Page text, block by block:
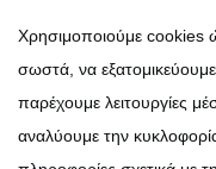
atticadps
Χρησιμοποιούμε cookies
σωστά, να εξατομικεύουμε
παρέχουμε λειτουργίες
αναλύουμε την